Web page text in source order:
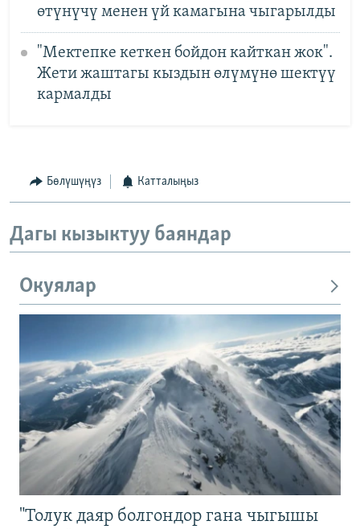
өтүнүчү менен үй камагына чыгарылды
"Мектепке кеткен бойдон кайткан жок".
Жети жаштагы кыздын өлүмүнө шектүү
кармалды
Бөлүшүңүз Катталыңыз
Дагы кызыктуу баяндар
Окуялар
"Толук даяр болгондор гана чыгышы